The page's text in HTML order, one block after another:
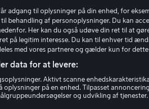
adgang til oplysninger på din enhed, for
behandling af personoplysninger. Du kan
Her kan du også udøve din ret til at
på legitim interesse. Du kan til enhver tid
med vores partnere og gælder kun for
data for at levere:
Aktivt scanne
på en enhed. Tilpasset
og udvikling af tjenester.